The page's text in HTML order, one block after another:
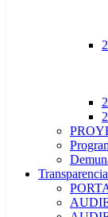
Transparencia